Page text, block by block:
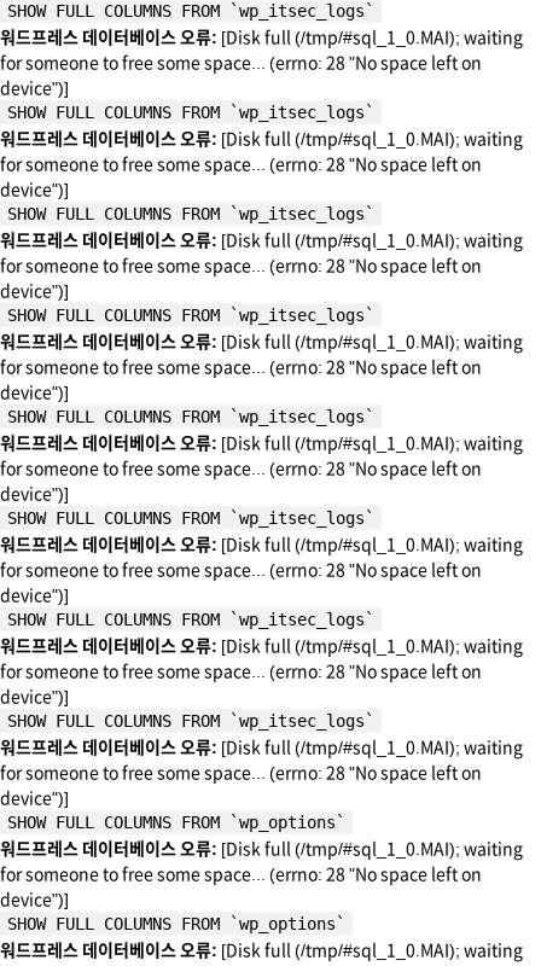
SHOW FULL COLUMNS FROM `wp_itsec_logs`
워드프레스 데이터베이스 오류: [Disk full (/tmp/#sql_1_0.MAI); waiting
for someone to free some space... (errno: 28 "No space left on
device")]
SHOW FULL COLUMNS FROM `wp_itsec_logs`
워드프레스 데이터베이스 오류: [Disk full (/tmp/#sql_1_0.MAI); waiting
for someone to free some space... (errno: 28 "No space left on
device")]
SHOW FULL COLUMNS FROM `wp_itsec_logs`
워드프레스 데이터베이스 오류: [Disk full (/tmp/#sql_1_0.MAI); waiting
for someone to free some space... (errno: 28 "No space left on
device")]
SHOW FULL COLUMNS FROM `wp_itsec_logs`
워드프레스 데이터베이스 오류: [Disk full (/tmp/#sql_1_0.MAI); waiting
for someone to free some space... (errno: 28 "No space left on
device")]
SHOW FULL COLUMNS FROM `wp_itsec_logs`
워드프레스 데이터베이스 오류: [Disk full (/tmp/#sql_1_0.MAI); waiting
for someone to free some space... (errno: 28 "No space left on
device")]
SHOW FULL COLUMNS FROM `wp_itsec_logs`
워드프레스 데이터베이스 오류: [Disk full (/tmp/#sql_1_0.MAI); waiting
for someone to free some space... (errno: 28 "No space left on
device")]
SHOW FULL COLUMNS FROM `wp_itsec_logs`
워드프레스 데이터베이스 오류: [Disk full (/tmp/#sql_1_0.MAI); waiting
for someone to free some space... (errno: 28 "No space left on
device")]
SHOW FULL COLUMNS FROM `wp_itsec_logs`
워드프레스 데이터베이스 오류: [Disk full (/tmp/#sql_1_0.MAI); waiting
for someone to free some space... (errno: 28 "No space left on
device")]
SHOW FULL COLUMNS FROM `wp_options`
워드프레스 데이터베이스 오류: [Disk full (/tmp/#sql_1_0.MAI); waiting
for someone to free some space... (errno: 28 "No space left on
device")]
SHOW FULL COLUMNS FROM `wp_options`
워드프레스 데이터베이스 오류: [Disk full (/tmp/#sql_1_0.MAI); waiting